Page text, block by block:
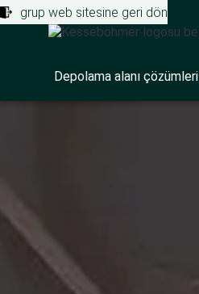
grup web sitesine geri dön
Depolama alanı çözümleri